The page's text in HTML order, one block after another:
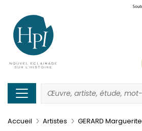
contenu
principal
Menu
secondaire
(header)
Accueil Artistes GERARD Marguerite